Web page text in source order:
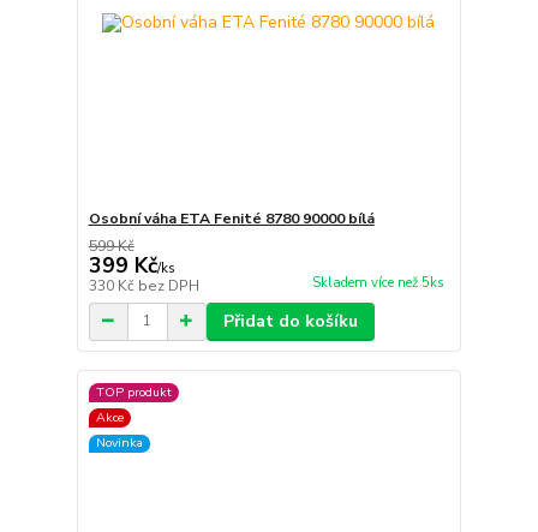
Osobní váha ETA Fenité 8780 90000 bílá
599 Kč
399 Kč/ks
330 Kč bez DPH Skladem více než 5ks
Přidat do košíku
TOP produkt
Akce
Novinka